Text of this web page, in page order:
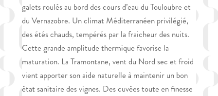
galets roulés au bord des cours d’eau du Touloubre et
du Vernazobre. Un climat Méditerranéen privilégié,
des étés chauds, tempérés par la fraicheur des nuits.
Cette grande amplitude thermique favorise la
maturation. La Tramontane, vent du Nord sec et froid
vient apporter son aide naturelle à maintenir un bon
état sanitaire des vignes. Des cuvées toute en finesse